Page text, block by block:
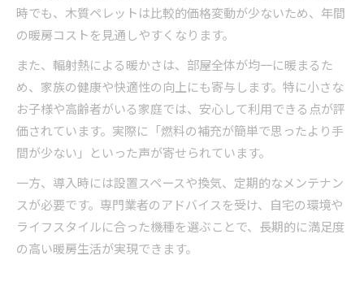
時でも、木質ペレットは比較的価格変動が少ないため、年間
の暖房コストを見通しやすくなります。
また、輻射熱による暖かさは、部屋全体が均一に暖まるた
め、家族の健康や快適性の向上にも寄与します。特に小さな
お子様や高齢者がいる家庭では、安心して利用できる点が評
価されています。実際に「燃料の補充が簡単で思ったより手
間が少ない」といった声が寄せられています。
一方、導入時には設置スペースや換気、定期的なメンテナン
スが必要です。専門業者のアドバイスを受け、自宅の環境や
ライフスタイルに合った機種を選ぶことで、長期的に満足度
の高い暖房生活が実現できます。